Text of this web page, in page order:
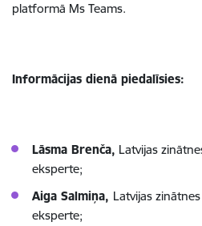
platformā Ms Teams.
Informācijas dienā piedalīsies:
Lāsma Brenča, Latvijas
eksperte;
Aiga Salmiņa, Latvijas
eksperte;